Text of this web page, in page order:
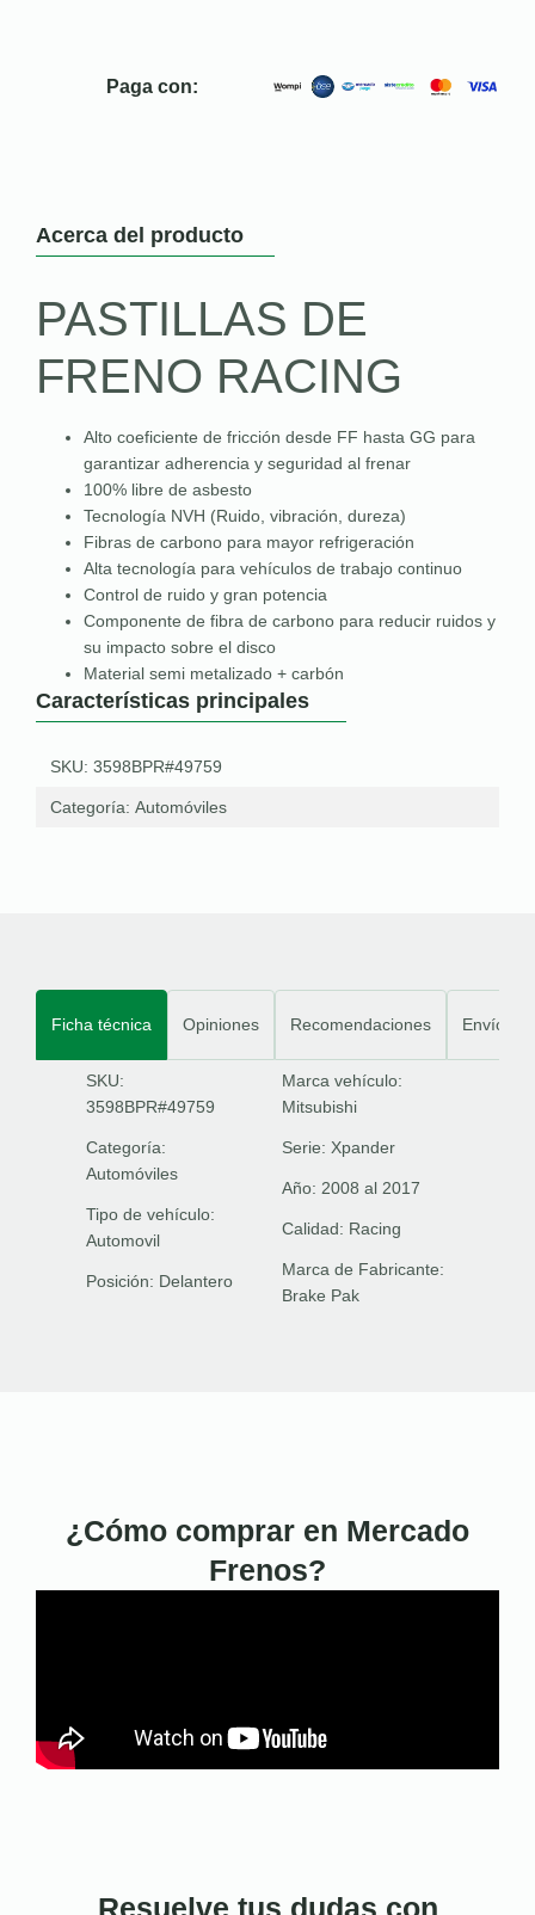
Paga con:
Acerca del producto
PASTILLAS DE
FRENO RACING
Alto coeficiente de fricción desde FF hasta GG para
garantizar adherencia y seguridad al frenar
100% libre de asbesto
Tecnología NVH (Ruido, vibración, dureza)
Fibras de carbono para mayor refrigeración
Alta tecnología para vehículos de trabajo continuo
Control de ruido y gran potencia
Componente de fibra de carbono para reducir ruidos y
su impacto sobre el disco
Material semi metalizado + carbón
Características principales
SKU: 3598BPR#49759
Categoría: Automóviles
Ficha técnica Opiniones Recomendaciones Envíos
SKU:
3598BPR#49759
Categoría:
Automóviles
Tipo de vehículo:
Automovil
Posición: Delantero
Marca vehículo:
Mitsubishi
Serie: Xpander
Año: 2008 al 2017
Calidad: Racing
Marca de Fabricante:
Brake Pak
¿Cómo comprar en Mercado
Frenos?
Resuelve tus dudas con